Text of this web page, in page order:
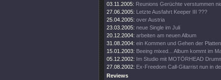
03.11.2005: Reunions Gerüchte verstummen
27.06.2005: Letzte Ausfahrt Keeper III ???
25.04.2005: over Austria
23.03.2005: neue Single im Juli
20.12.2004: arbeiten am neuen Album
31.08.2004: ein Kommen und Gehen der
15.01.2003: Beeing mixed... Album kommt im
05.12.2002: Im Studio mit MOTÖRHEAD
27.08.2002: Ex-Freedom Call-Gitarrist nun in
Reviews